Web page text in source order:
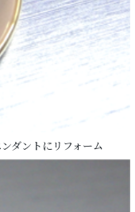
ダントにリフォーム